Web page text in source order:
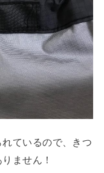
ているので、きつ
ません！